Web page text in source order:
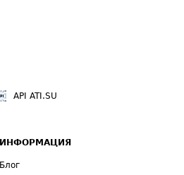
API ATI.SU
ИНФОРМАЦИЯ
Блог